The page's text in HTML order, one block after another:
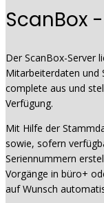
ScanBox
Der ScanBox-Server
Mitarbeiterdaten und
complete aus und
Verfügung.
Mit Hilfe der
sowie, sofern
Seriennummern
Vorgänge in büro+
auf Wunsch